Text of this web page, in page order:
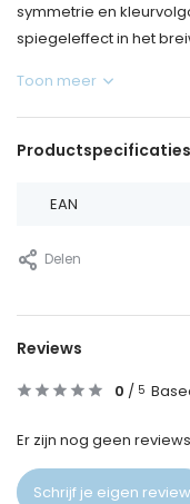
symmetrie en
spiegeleffect in het
Toon meer
Productspecificaties
EAN
Delen
Reviews
0 / 5
Er zijn nog geen
Schrijf je eigen review